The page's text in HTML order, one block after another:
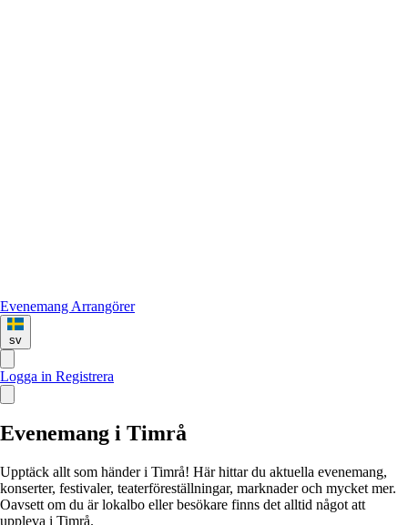
Evenemang Arrangörer
sv
Logga in Registrera
Evenemang i Timrå
Upptäck allt som händer i Timrå! Här hittar du aktuella evenemang,
konserter, festivaler, teaterföreställningar, marknader och mycket mer.
Oavsett om du är lokalbo eller besökare finns det alltid något att
uppleva i Timrå.